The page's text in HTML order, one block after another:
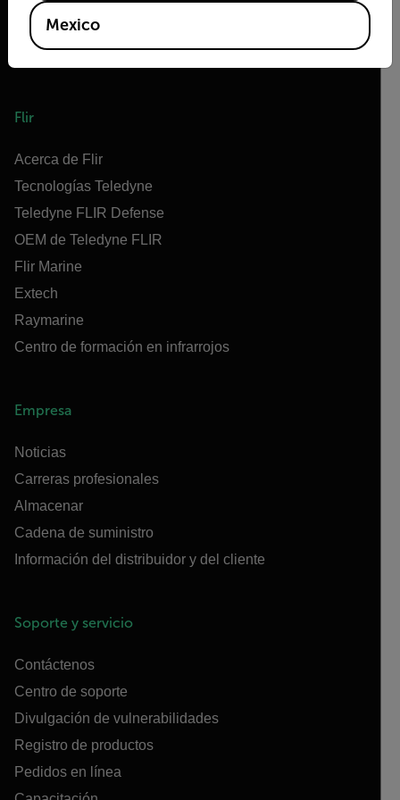
Flir
Acerca de Flir
Tecnologías Teledyne
Teledyne FLIR Defense
OEM de Teledyne FLIR
Flir Marine
Extech
Raymarine
Centro de formación en infrarrojos
Empresa
Noticias
Carreras profesionales
Almacenar
Cadena de suministro
Información del distribuidor y del cliente
Soporte y servicio
Contáctenos
Centro de soporte
Divulgación de vulnerabilidades
Registro de productos
Pedidos en línea
Mexico